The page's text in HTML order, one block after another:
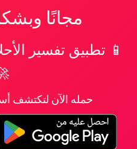
مجانًا
حمله الآن لتكتشف